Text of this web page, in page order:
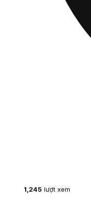
1,245 lượt xem